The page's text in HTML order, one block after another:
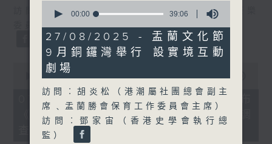
訪問：董健莉（沙田區議會社區參與及文化康樂
委員會委員）
seconds
minutes,
seconds
07/08/2026 - 服務業總工會公布
《預防工作時中暑指引》執行情況調
查結果
seconds
39
minutes,
6
seconds
00:00 39:06
27/08/2025 - 盂蘭文化節
9月銅鑼灣舉行 設實境互動
劇場
訪問︰胡炎松（港潮屬社團總會副主
席﹑盂蘭勝會保育工作委員會主席）
訪問︰鄧家宙（香港史學會執行總
監）